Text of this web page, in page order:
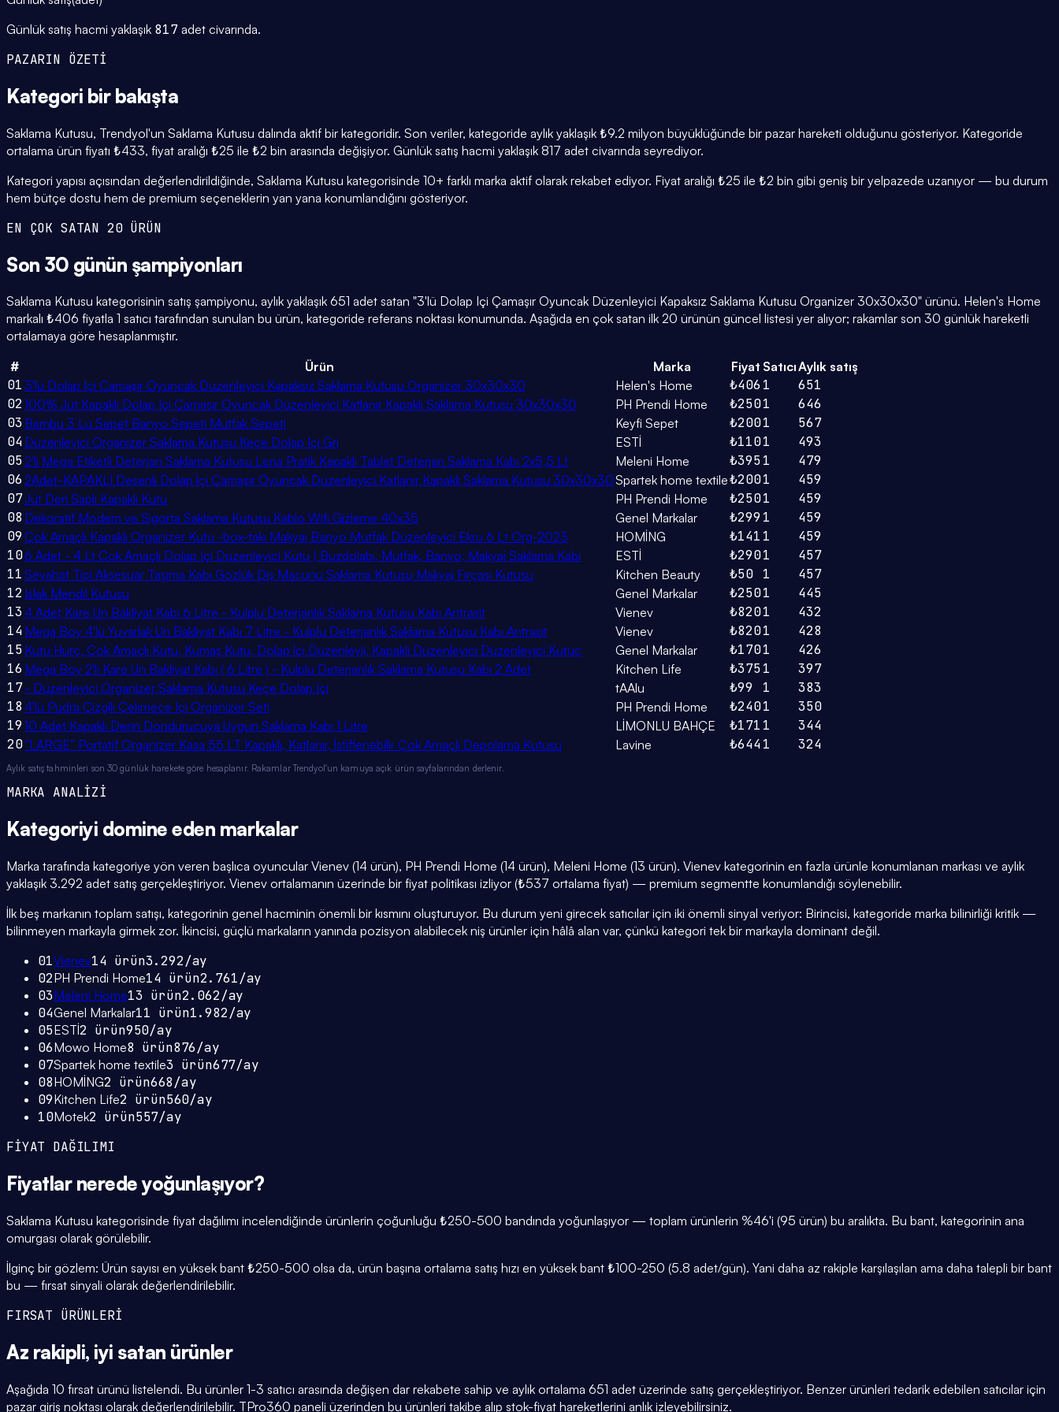
Günlük satış hacmi yaklaşık 817adet civarında.
PAZARIN ÖZETİ
Kategori bir bakışta
Saklama Kutusu, Trendyol'un Saklama Kutusu dalında aktif bir kategoridir. Son veriler, kategoride aylık yaklaşık ₺9.2 milyon büyüklüğünde bir pazar hareketi olduğunu gösteriyor. Kategoride
ortalama ürün fiyatı ₺433, fiyat aralığı ₺25 ile ₺2 bin arasında değişiyor. Günlük satış hacmi yaklaşık 817 adet civarında seyrediyor.
Kategori yapısı açısından değerlendirildiğinde, Saklama Kutusu kategorisinde 10+ farklı marka aktif olarak rekabet ediyor. Fiyat aralığı ₺25 ile ₺2 bin gibi geniş bir yelpazede uzanıyor — bu durum
hem bütçe dostu hem de premium seçeneklerin yan yana konumlandığını gösteriyor.
EN ÇOK SATAN 20 ÜRÜN
Son 30 günün şampiyonları
Saklama Kutusu kategorisinin satış şampiyonu, aylık yaklaşık 651 adet satan "3'lü Dolap Içi Çamaşır Oyuncak Düzenleyici Kapaksız Saklama Kutusu Organizer 30x30x30" ürünü. Helen's Home
markalı ₺406 fiyatla 1 satıcı tarafından sunulan bu ürün, kategoride referans noktası konumunda. Aşağıda en çok satan ilk 20 ürünün güncel listesi yer alıyor; rakamlar son 30 günlük hareketli
ortalamaya göre hesaplanmıştır.
#
Ürün Marka Fiyat SatıcıAylık satış
01 3'lü Dolap Içi Çamaşır Oyuncak Düzenleyici Kapaksız Saklama Kutusu Organizer 30x30x30 Helen's Home ₺406 1
651
02 100% Jüt Kapaklı Dolap Içi Çamaşır Oyuncak Düzenleyici Katlanır Kapaklı Saklama Kutusu 30x30x30 PH Prendi Home ₺2501
646
03 Bambu 3 Lü Sepet Banyo Sepeti Mutfak Sepeti Keyfi Sepet ₺2001
567
04 Düzenleyici Organizer Saklama Kutusu Keçe Dolap Içi Gri ESTİ ₺1101
493
052'li Mega Etiketli Deterjan Saklama Kutusu Lena Pratik Kapaklı Tablet Deterjan Saklama Kabı 2x5,5 Lt Meleni Home ₺3951
479
06 2Adet-KAPAKLI Desenli Dolap İçi Çamaşır Oyuncak Düzenleyici Katlanır Kapaklı Saklama Kutusu 30x30x30Spartek home textile₺2001
459
07Jüt Deri Saplı Kapaklı Kutu PH Prendi Home ₺2501
459
08 Dekoratif Modem ve Sigorta Saklama Kutusu Kablo Wifi Gizleme 40x35 Genel Markalar ₺299 1
459
09 Çok Amaçlı Kapaklı Organizer Kutu -box-takı Makyaj Banyo Mutfak Düzenleyici Ekru 6 Lt Org-2023 HOMİNG ₺141 1
459
106 Adet - 4 Lt Çok Amaçlı Dolap Içi Düzenleyici Kutu | Buzdolabı, Mutfak, Banyo, Makyaj Saklama Kabı ESTİ ₺2901
457
11 Seyahat Tipi Aksesuar Taşıma Kabı Gözlük Diş Macunu Saklama Kutusu Makyaj Fırçası Kutusu Kitchen Beauty ₺50 1
457
12 Islak Mendil Kutusu Genel Markalar ₺2501
445
13 4 Adet Kare Un Bakliyat Kabı 6 Litre - Kulplu Deterjanlık Saklama Kutusu Kabı Antrasit Vienev ₺8201
432
14 Mega Boy 4'lü Yuvarlak Un Bakliyat Kabı 7 Litre - Kulplu Deterjanlık Saklama Kutusu Kabı Antrasit Vienev ₺8201
428
15 Kutu Hurç, Çok Amaçlı Kutu, Kumaş Kutu, Dolap İçi Düzenleyii, Kapaklı Düzenleyici Düzenleyici Kutuc Genel Markalar ₺1701
426
16 Mega Boy 2'li Kare Un Bakliyat Kabı ( 6 Litre ) - Kulplu Deterjanlık Saklama Kutusu Kabı 2 Adet Kitchen Life ₺3751
397
17- Düzenleyici Organizer Saklama Kutusu Keçe Dolap Içi tAAlu ₺99 1
383
18 4'lü Pudra Çizgili Çekmece Içi Organizer Seti PH Prendi Home ₺2401
350
19 10 Adet Kapaklı Derin Dondurucuya Uygun Saklama Kabı 1 Litre LİMONLU BAHÇE ₺171 1
344
20”LARGE” Portatif Organizer Kasa 55 LT Kapaklı, Katlanır, İstiflenebilir Çok Amaçlı Depolama Kutusu Lavine ₺6441 324
Aylık satış tahminleri son 30 günlük harekete göre hesaplanır. Rakamlar Trendyol'un kamuya açık ürün sayfalarından derlenir.
MARKA ANALİZİ
Kategoriyi domine eden markalar
Marka tarafında kategoriye yön veren başlıca oyuncular Vienev (14 ürün), PH Prendi Home (14 ürün), Meleni Home (13 ürün). Vienev kategorinin en fazla ürünle konumlanan markası ve aylık
yaklaşık 3.292 adet satış gerçekleştiriyor. Vienev ortalamanın üzerinde bir fiyat politikası izliyor (₺537 ortalama fiyat) — premium segmentte konumlandığı söylenebilir.
İlk beş markanın toplam satışı, kategorinin genel hacminin önemli bir kısmını oluşturuyor. Bu durum yeni girecek satıcılar için iki önemli sinyal veriyor: Birincisi, kategoride marka bilinirliği kritik —
bilinmeyen markayla girmek zor. İkincisi, güçlü markaların yanında pozisyon alabilecek niş ürünler için hâlâ alan var, çünkü kategori tek bir markayla dominant değil.
01Vienev14 ürün3.292/ay
02PH Prendi Home14 ürün2.761/ay
03Meleni Home13 ürün2.062/ay
04Genel Markalar11 ürün1.982/ay
05ESTİ2 ürün950/ay
06Mowo Home8 ürün876/ay
07Spartek home textile3 ürün677/ay
08HOMİNG2 ürün668/ay
09Kitchen Life2 ürün560/ay
10Motek2 ürün557/ay
FİYAT DAĞILIMI
Fiyatlar nerede yoğunlaşıyor?
Saklama Kutusu kategorisinde fiyat dağılımı incelendiğinde ürünlerin çoğunluğu ₺250-500 bandında yoğunlaşıyor — toplam ürünlerin %46'i (95 ürün) bu aralıkta. Bu bant, kategorinin ana
omurgası olarak görülebilir.
İlginç bir gözlem: Ürün sayısı en yüksek bant ₺250-500 olsa da, ürün başına ortalama satış hızı en yüksek bant ₺100-250 (5.8 adet/gün). Yani daha az rakiple karşılaşılan ama daha talepli bir bant
bu — fırsat sinyali olarak değerlendirilebilir.
FIRSAT ÜRÜNLERİ
Az rakipli, iyi satan ürünler
Aşağıda 10 fırsat ürünü listelendi. Bu ürünler 1-3 satıcı arasında değişen dar rekabete sahip ve aylık ortalama 651 adet üzerinde satış gerçekleştiriyor. Benzer ürünleri tedarik edebilen satıcılar için
pazar giriş noktası olarak değerlendirilebilir. TPro360 paneli üzerinden bu ürünleri takibe alıp stok-fiyat hareketlerini anlık izleyebilirsiniz.